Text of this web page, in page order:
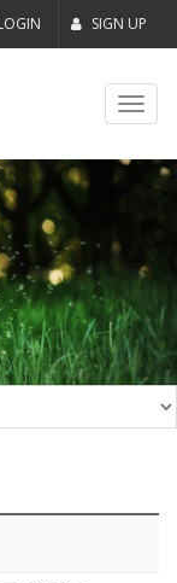
SIGN UP